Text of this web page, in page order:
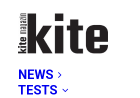
NEWS
TESTS